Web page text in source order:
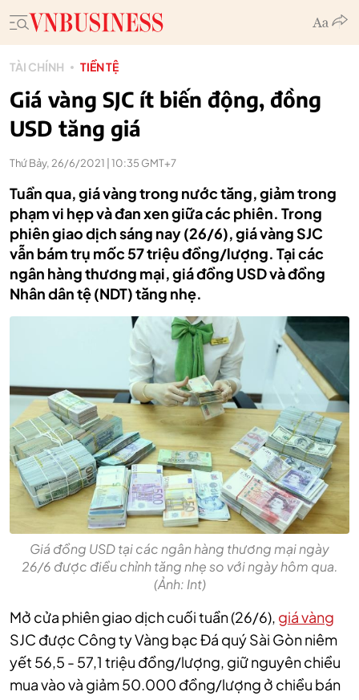
TÀI CHÍNH TIỀN TỆ
Giá vàng SJC ít biến động, đồng
USD tăng giá
Thứ Bảy, 26/6/2021 | 10:35 GMT+7
Tuần qua, giá vàng trong nước tăng, giảm trong
phạm vi hẹp và đan xen giữa các phiên. Trong
phiên giao dịch sáng nay (26/6), giá vàng SJC
vẫn bám trụ mốc 57 triệu đồng/lượng. Tại các
ngân hàng thương mại, giá đồng USD và đồng
Nhân dân tệ (NDT) tăng nhẹ.
Giá đồng USD tại các ngân hàng thương mại ngày
26/6 được điều chỉnh tăng nhẹ so với ngày hôm qua.
(Ảnh: Int)
Mở cửa phiên giao dịch cuối tuần (26/6), giá vàng
SJC được Công ty Vàng bạc Đá quý Sài Gòn niêm
yết 56,5 - 57,1 triệu đồng/lượng, giữ nguyên chiều
mua vào và giảm 50.000 đồng/lượng ở chiều bán